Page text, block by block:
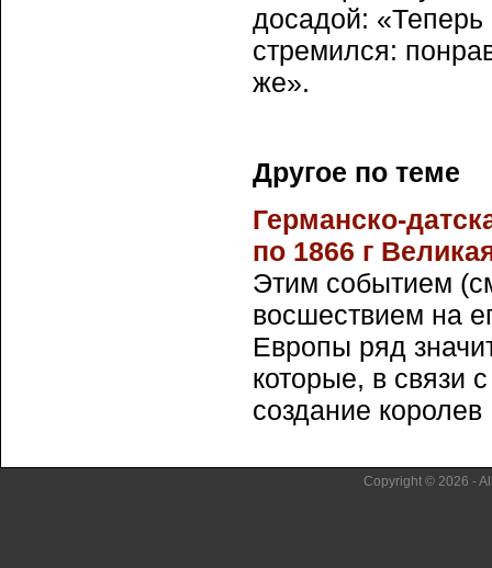
досадой: «Теперь
стремился:
же».
Другое по теме
Германско-
по 1866 г
Этим событием
восшествием на
Европы ряд
которые, в связи
создание королев
Copyright © 2026 -